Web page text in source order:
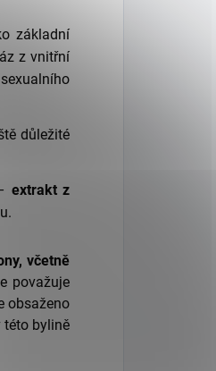
základní
z vnitřní
důležité
extrakt z
včetně
považuje
obsaženo
této bylině